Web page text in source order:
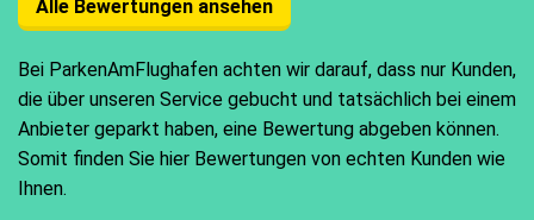
Alle Bewertungen ansehen
Bei ParkenAmFlughafen achten wir darauf, dass nur Kunden,
die über unseren Service gebucht und tatsächlich bei einem
Anbieter geparkt haben, eine Bewertung abgeben können.
Somit finden Sie hier Bewertungen von echten Kunden wie
Ihnen.